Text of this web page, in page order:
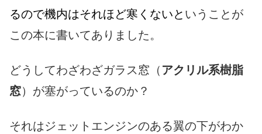
るので機内はそれほど寒くないと いうことが
この本に書いてありました。
どうしてわざわざガラス窓（ アクリル系樹脂
窓）が塞がっているのか？
それはジェットエンジンのある翼の下がわか